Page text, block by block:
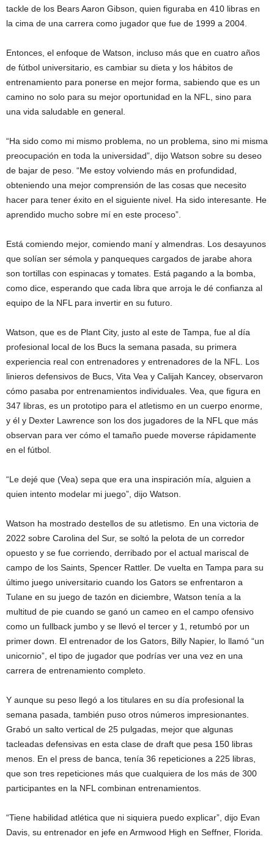
tackle de los Bears Aaron Gibson, quien figuraba en 410 libras en
la cima de una carrera como jugador que fue de 1999 a 2004.
Entonces, el enfoque de Watson, incluso más que en cuatro años
de fútbol universitario, es cambiar su dieta y los hábitos de
entrenamiento para ponerse en mejor forma, sabiendo que es un
camino no solo para su mejor oportunidad en la NFL, sino para
una vida saludable en general.
“Ha sido como mi mismo problema, no un problema, sino mi misma
preocupación en toda la universidad”, dijo Watson sobre su deseo
de bajar de peso. “Me estoy volviendo más en profundidad,
obteniendo una mejor comprensión de las cosas que necesito
hacer para tener éxito en el siguiente nivel. Ha sido interesante. He
aprendido mucho sobre mí en este proceso”.
Está comiendo mejor, comiendo maní y almendras. Los desayunos
que solían ser sémola y panqueques cargados de jarabe ahora
son tortillas con espinacas y tomates. Está pagando a la bomba,
como dice, esperando que cada libra que arroja le dé confianza al
equipo de la NFL para invertir en su futuro.
Watson, que es de Plant City, justo al este de Tampa, fue al día
profesional local de los Bucs la semana pasada, su primera
experiencia real con entrenadores y entrenadores de la NFL. Los
linieros defensivos de Bucs, Vita Vea y Calijah Kancey, observaron
cómo pasaba por entrenamientos individuales. Vea, que figura en
347 libras, es un prototipo para el atletismo en un cuerpo enorme,
y él y Dexter Lawrence son los dos jugadores de la NFL que más
observan para ver cómo el tamaño puede moverse rápidamente
en el fútbol.
“Le dejé que (Vea) sepa que era una inspiración mía, alguien a
quien intento modelar mi juego”, dijo Watson.
Watson ha mostrado destellos de su atletismo. En una victoria de
2022 sobre Carolina del Sur, se soltó la pelota de un corredor
opuesto y se fue corriendo, derribado por el actual mariscal de
campo de los Saints, Spencer Rattler. De vuelta en Tampa para su
último juego universitario cuando los Gators se enfrentaron a
Tulane en su juego de tazón en diciembre, Watson tenía a la
multitud de pie cuando se ganó un cameo en el campo ofensivo
como un fullback jumbo y se llevó el tercer y 1, retumbó por un
primer down. El entrenador de los Gators, Billy Napier, lo llamó “un
unicornio”, el tipo de jugador que podrías ver una vez en una
carrera de entrenamiento completo.
Y aunque su peso llegó a los titulares en su día profesional la
semana pasada, también puso otros números impresionantes.
Grabó un salto vertical de 25 pulgadas, mejor que algunas
tacleadas defensivas en esta clase de draft que pesa 150 libras
menos. En el press de banca, tenía 36 repeticiones a 225 libras,
que son tres repeticiones más que cualquiera de los más de 300
participantes en la NFL combinan entrenamientos.
“Tiene habilidad atlética que ni siquiera puedo explicar”, dijo Evan
Davis, su entrenador en jefe en Armwood High en Seffner, Florida.